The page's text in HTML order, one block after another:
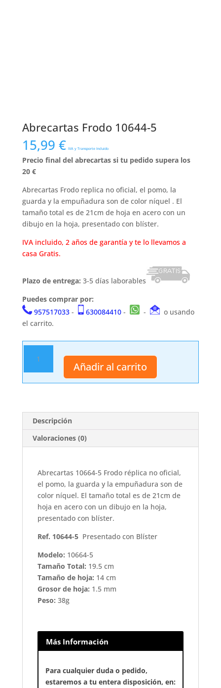
Abrecartas Frodo 10644-5
15,99 € IVA y Transporte Incluido
Precio final del abrecartas si tu pedido supera los
20 €
Abrecartas Frodo replica no oficial, el pomo, la
guarda y la empuñadura son de color níquel . El
tamaño total es de 21cm de hoja en acero con un
dibujo en la hoja, presentado con blíster.
IVA incluido, 2 años de garantía y te lo llevamos a
casa Gratis.
Plazo de entrega: 3-5 días laborables
Puedes comprar por:
957517033- 630084410- -
o usando
el carrito.
Frodo
10644-
5
Añadir al carrito
Descripción
Valoraciones (0)
Abrecartas 10664-5 Frodo réplica no oficial,
el pomo, la guarda y la empuñadura son de
color níquel. El tamaño total es de 21cm de
hoja en acero con un dibujo en la hoja,
presentado con blíster.
Ref. 10644-5 Presentado con Blíster
Modelo: 10664-5
Tamaño Total: 19.5 cm
Tamaño de hoja: 14 cm
Grosor de hoja: 1.5 mm
Peso: 38g
Más Información
Para cualquier duda o pedido,
estaremos a tu entera disposición, en: